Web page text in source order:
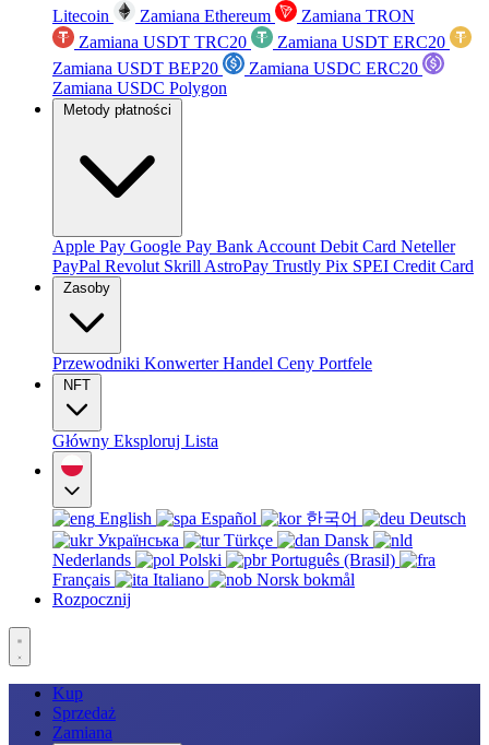
Litecoin
Zamiana Ethereum
Zamiana TRON
Zamiana USDT TRC20
Zamiana USDT ERC20
Zamiana USDT BEP20
Zamiana USDC ERC20
Zamiana USDC Polygon
Metody płatności
Apple Pay Google Pay Bank Account Debit Card Neteller
PayPal Revolut Skrill AstroPay Trustly Pix SPEI Credit Card
Zasoby
Przewodniki KonwerterHandel Ceny Portfele
NFT
Główny Eksploruj Lista
English Español 한국어
Deutsch
Українська
Türkçe
Dansk
Nederlands
Polski
Português (Brasil)
Français
Italiano
Norsk bokmål
Rozpocznij
Kup
Sprzedaż
Zamiana